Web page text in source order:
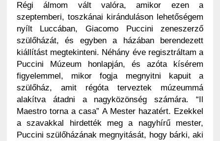
Régi álmom vált valóra, amikor ezen a
szeptemberi, toszkánai kiránduláson lehetőségem
nyílt Luccában, Giacomo Puccini zeneszerző
szülőházát, és egyben a házában berendezett
kiállítást megtekinteni. Néhány éve regisztráltam a
Puccini Múzeum honlapján, és azóta kísérem
figyelemmel, mikor fogja megnyitni kapuit a
szülőház, amit régóta terveztek múzeummá
alakítva átadni a nagyközönség számára. “Il
Maestro torna a casa” A Mester hazatért. Ezekkel
a szavakkal hirdették meg a nagyhírű mester,
Puccini szülőházának megnyitását, hogy bárki, aki